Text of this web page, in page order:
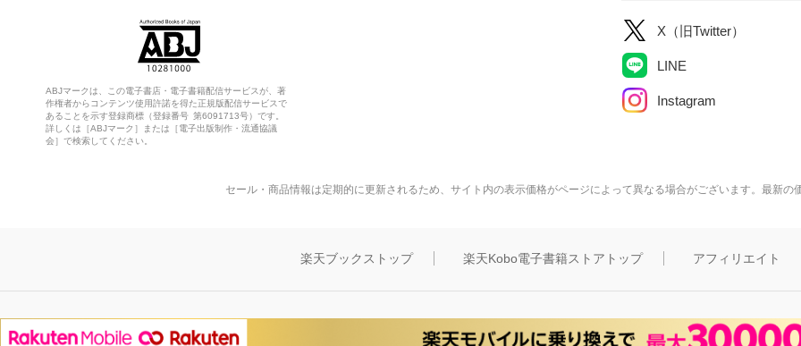
ABJマークは、この電子書店・電子書籍配信サービスが、著
作権者からコンテンツ使用許諾を得た正規版配信サービスで
あることを示す登録商標（登録番号 第6091713号）です。
詳しくは［ABJマーク］または［電子出版制作・流通協議
会］で検索してください。
X（旧Twitter）
LINE
Instagram
セール・商品情報は定期的に更新されるため、サイト内の表示価格がページによって異なる場合がございます。最新の
楽天ブックストップ 楽天Kobo電子書籍ストアトップ アフィリエイト